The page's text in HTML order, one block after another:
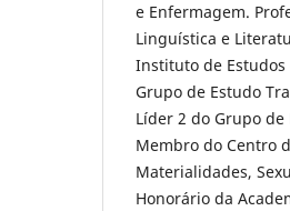
e Enfermagem.
Linguística e
Instituto de Estudos
Grupo de Estudo
Líder 2 do Grupo de
Membro do Centro
Materialidades,
Honorário da